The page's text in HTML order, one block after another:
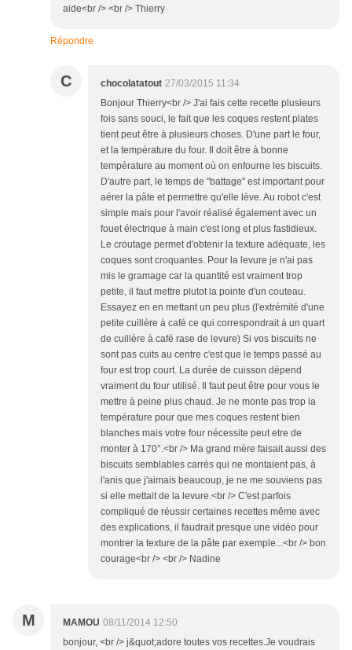
aide<br /> <br /> Thierry
Répondre
C chocolatatout 27/03/2015 11:34
Bonjour Thierry<br /> J'ai fais cette recette plusieurs
fois sans souci, le fait que les coques restent plates
tient peut être à plusieurs choses. D'une part le four,
et la température du four. Il doit être à bonne
température au moment où on enfourne les biscuits.
D'autre part, le temps de "battage" est important pour
aérer la pâte et permettre qu'elle lève. Au robot c'est
simple mais pour l'avoir réalisé également avec un
fouet électrique à main c'est long et plus fastidieux.
Le croutage permet d'obtenir la texture adéquate, les
coques sont croquantes. Pour la levure je n'ai pas
mis le gramage car la quantité est vraiment trop
petite, il faut mettre plutot la pointe d'un couteau.
Essayez en en mettant un peu plus (l'extrémité d'une
petite cuillère à café ce qui correspondrait à un quart
de cuillère à café rase de levure) Si vos biscuits ne
sont pas cuits au centre c'est que le temps passé au
four est trop court. La durée de cuisson dépend
vraiment du four utilisé. Il faut peut être pour vous le
mettre à peine plus chaud. Je ne monte pas trop la
température pour que mes coques restent bien
blanches mais votre four nécessite peut etre de
monter à 170°.<br /> Ma grand mère faisait aussi des
biscuits semblables carrés qui ne montaient pas, à
l'anis que j'aimais beaucoup, je ne me souviens pas
si elle mettait de la levure.<br /> C'est parfois
compliqué de réussir certaines recettes même avec
des explications, il faudrait presque une vidéo pour
montrer la texture de la pâte par exemple...<br /> bon
courage<br /> <br /> Nadine
M MAMOU 08/11/2014 12:50
bonjour, <br /> j&quot;adore toutes vos recettes.Je voudrais